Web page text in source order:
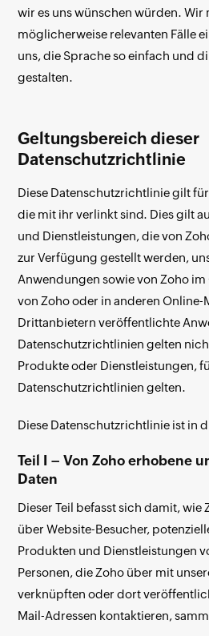
wir es uns wünschen würden. Wir
möglicherweise relevanten Fälle
uns, die Sprache so einfach und
gestalten.
Geltungsbereich dieser
Datenschutzrichtlinie
Diese Datenschutzrichtlinie gilt
die mit ihr verlinkt sind. Dies gilt
und Dienstleistungen, die von
zur Verfügung gestellt werden,
Anwendungen sowie von Zoho
von Zoho oder in anderen Online-
Drittanbietern veröffentlichte
Datenschutzrichtlinien gelten
Produkte oder Dienstleistungen,
Datenschutzrichtlinien gelten.
Diese Datenschutzrichtlinie ist in
Teil I – Von Zoho erhobene
Daten
Dieser Teil befasst sich damit, wie
über Website-Besucher,
Produkten und Dienstleistungen
Personen, die Zoho über mit
verknüpften oder dort
Mail-Adressen kontaktieren,